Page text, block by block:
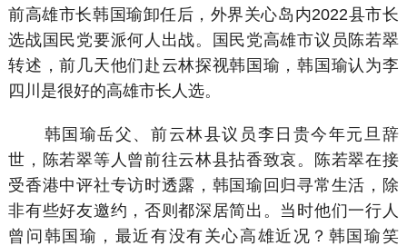
前高雄市长韩国瑜卸任后，外界关心岛内2022县市长
选战国民党要派何人出战。国民党高雄市议员陈若翠
转述，前几天他们赴云林探视韩国瑜，韩国瑜认为李
四川是很好的高雄市长人选。
韩国瑜岳父、前云林县议员李日贵今年元旦辞
世，陈若翠等人曾前往云林县拈香致哀。陈若翠在接
受香港中评社专访时透露，韩国瑜回归寻常生活，除
非有些好友邀约，否则都深居简出。当时他们一行人
曾问韩国瑜，最近有没有关心高雄近况？韩国瑜笑